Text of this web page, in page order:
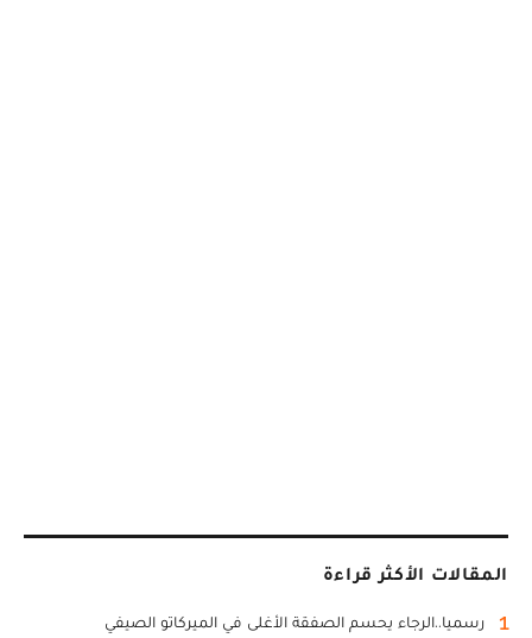
المقالات الأكثر قراءة
1 رسميا..الرجاء يحسم الصفقة الأغلى في الميركاتو الصيفي